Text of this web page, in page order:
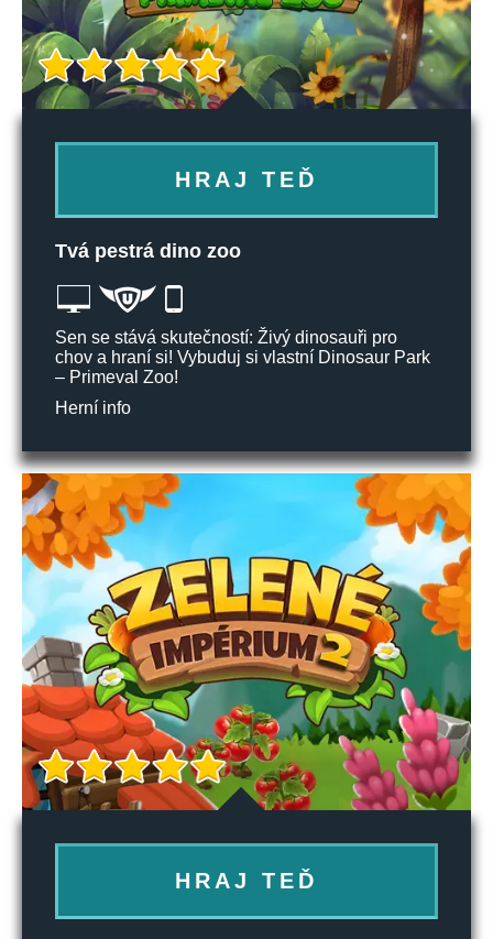
HRAJ TEĎ
Tvá pestrá dino zoo
Sen se stává skutečností: Živý dinosauři pro
chov a hraní si! Vybuduj si vlastní Dinosaur Park
– Primeval Zoo!
Herní info
HRAJ TEĎ